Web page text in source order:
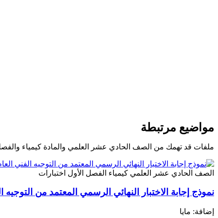
مواضيع مرتبطة
ملفات قد تهمك من الصف الحادي عشر العلمي والمادة كيمياء
الصف الحادي عشر العلمي كيمياء الفصل الأول اختبارات
نموذج إجابة الاختبار النهائي الرسمي المعتمد من التوجيه
إضافة: مايا